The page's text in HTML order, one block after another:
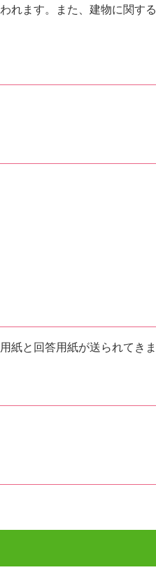
ます。また、建物に関す
と回答用紙が送られてきま